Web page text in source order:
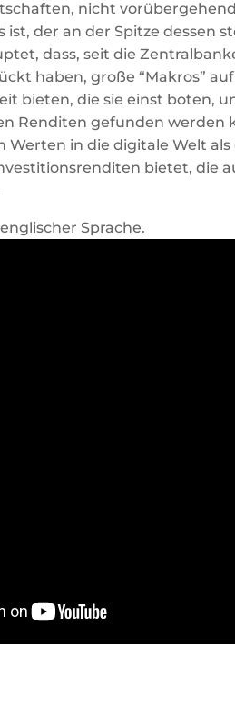
nicht
ist, der an der Spitze dessen
dass, seit die
haben, große “Makros”
bieten, die sie einst boten,
Renditen gefunden werden
Werten in die digitale Welt
bietet, die
Sprache.